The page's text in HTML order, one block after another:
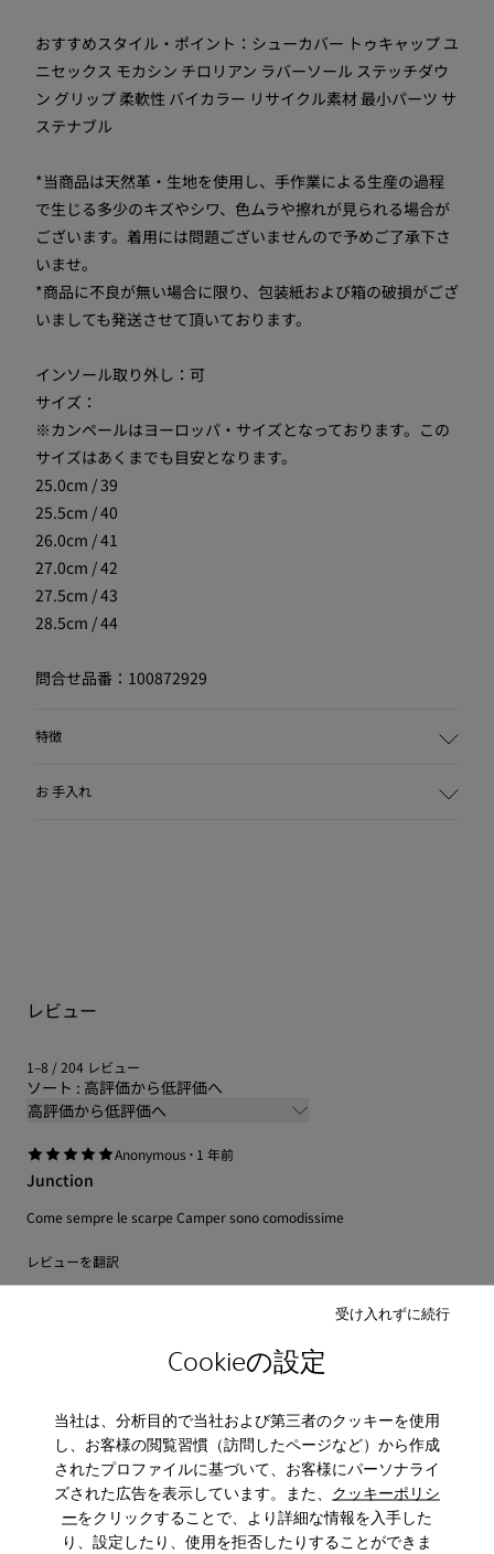
Cookieの設定
当社は、分析目的で当社および第三者のクッキーを使用
し、お客様の閲覧習慣（訪問したページなど）から作成
されたプロファイルに基づいて、お客様にパーソナライ
ズされた広告を表示しています。また、 クッキーポリシ
ーをクリックすることで、より詳細な情報を入手した
り、設定したり、使用を拒否したりすることができま
受け入れずに続行
おすすめスタイル・ポイント：シューカバー トゥキャップ ユ
ニセックス モカシン チロリアン ラバーソール ステッチダウ
ン グリップ 柔軟性 バイカラー リサイクル素材 最小パーツ サ
ステナブル
*当商品は天然革・生地を使用し、手作業による生産の過程
で生じる多少のキズやシワ、色ムラや擦れが見られる場合が
ございます。着用には問題ございませんので予めご了承下さ
いませ。
*商品に不良が無い場合に限り、包装紙および箱の破損がござ
いましても発送させて頂いております。
インソール取り外し：可
サイズ：
※カンペールはヨーロッパ・サイズとなっております。この
サイズはあくまでも目安となります。
25.0cm / 39
25.5cm / 40
26.0cm / 41
27.0cm / 42
27.5cm / 43
28.5cm / 44
問合せ品番：100872929
特徴
牛革(レザー・ワーキング・グループ認定レザー)
- リサイクル素材混合素材のテキスタイル 61%
- リサイクル素材使用の合成素材 26%
お 手入れ
さい。
レビュー
1–8 / 204 レビュー
ソート : 高評価から低評価へ
高評価から低評価へ
Anonymous · 1 年前
Junction
Come sempre le scarpe Camper sono comodissime
レビューを翻訳
小型
ナロー ワイド
Anonymous· 5 か月前
Comfortable and generally durable
My husband loves these shoes; comfortable generally durable though